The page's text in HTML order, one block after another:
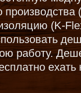
(K-
работу.